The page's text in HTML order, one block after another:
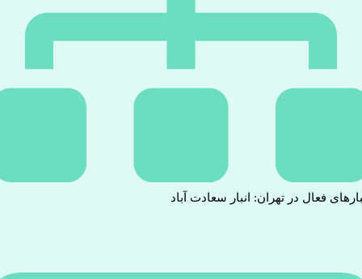
فعال در تهران: انبار سعادت آباد